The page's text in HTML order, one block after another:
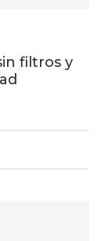
filtros y